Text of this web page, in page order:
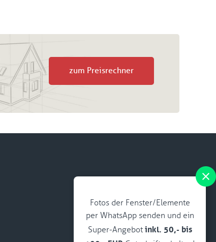
Fotos der Fenster/Elemente
per WhatsApp senden und ein
Super-Angebot inkl. 50,- bis
zum Preisrechner